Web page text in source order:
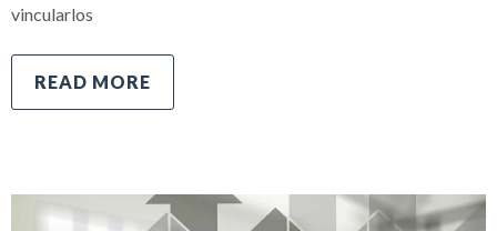
vincularlos
READ MORE